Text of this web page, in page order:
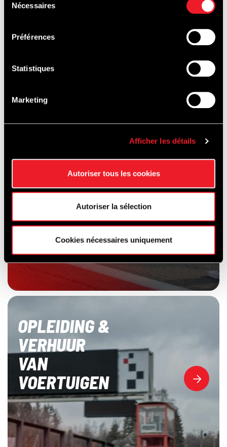
Nécessaires
Préférences
Statistiques
Marketing
Afficher les détails
Autoriser tous les cookies
Autoriser la sélection
Cookies nécessaires uniquement
PISTEDOPEN
OPLEIDING &
VERHUUR
VAN
VOERTUIGEN